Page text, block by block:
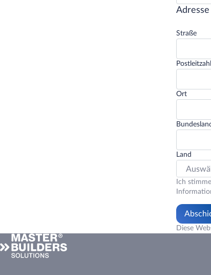
Straße
Postleitzahl
Ort
Land
Ich
Diese